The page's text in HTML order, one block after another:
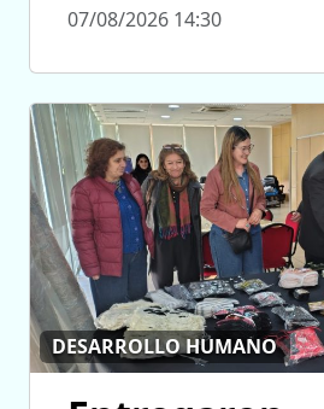
07/08/2026 14:30
DESARROLLO HUMANO